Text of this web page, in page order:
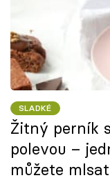
SLADKÉ
Žitný perník
polevou –
můžete